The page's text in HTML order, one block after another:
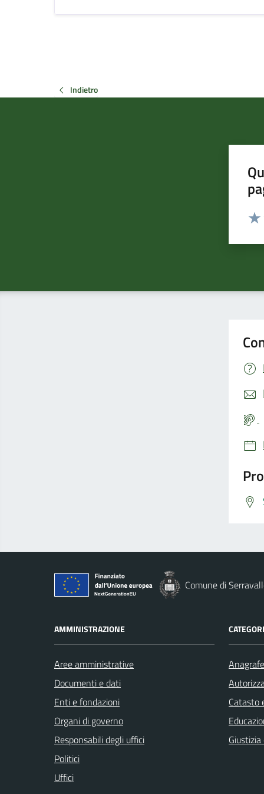
Indietro
Comune di
AMMINISTRAZIONE
Aree amministrative
Documenti e dati
Enti e fondazioni
Organi di governo
Responsabili degli uffici
Politici
Uffici
Catasto